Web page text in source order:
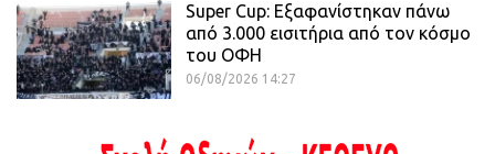
Super Cup: Εξαφανίστηκαν πάνω
από 3.000 εισιτήρια από τον κόσμο
του ΟΦΗ
06/08/2026 14:27